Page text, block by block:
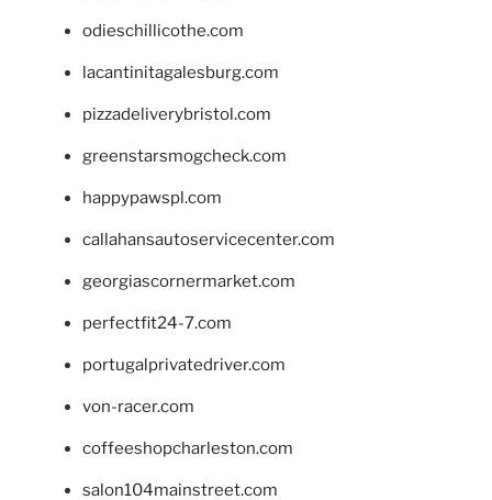
odieschillicothe.com
lacantinitagalesburg.com
pizzadeliverybristol.com
greenstarsmogcheck.com
happypawspl.com
callahansautoservicecenter.com
georgiascornermarket.com
perfectfit24-7.com
portugalprivatedriver.com
von-racer.com
coffeeshopcharleston.com
salon104mainstreet.com